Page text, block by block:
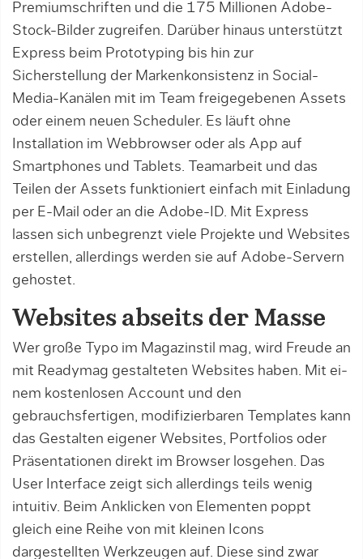
Premiumschriften und die 175 Mil­lionen Adobe-
Stock-Bilder zugreifen. Darüber hinaus unterstützt
Express beim Prototyping bis hin zur
Sicherstellung der Markenkonsistenz in Social-
Media-Kanälen mit im Team freigegebenen Assets
oder ei­nem neuen Scheduler. Es läuft ohne
Installation im Webbrowser oder als App auf
Smartphones und Tablets. Teamarbeit und das
Teilen der Assets funktioniert einfach mit Einladung
per E-Mail oder an die Adobe-ID. Mit Express
lassen sich unbegrenzt viele Projek­te und Websites
erstellen, allerdings werden sie auf Adobe-Servern
gehostet.
Websites abseits der Masse
Wer große Typo im Magazinstil mag, wird Freude an
mit Readymag gestalteten Websites haben. Mit ei­
nem kostenlosen Account und den
gebrauchsfertigen, modifizierbaren Templates kann
das Gestalten eigener Websites, Portfolios oder
Präsentatio­nen di­rekt im Browser losgehen. Das
User Interface zeigt sich allerdings teils wenig
intuitiv. Beim Anklicken von Elementen poppt
gleich eine Reihe von mit kleinen Icons
dargestellten Werkzeugen auf. Diese sind zwar